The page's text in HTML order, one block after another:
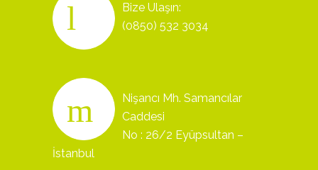
Bize Ulaşın:
(0850) 532 3034
Nişancı Mh. Samancılar
Caddesi
No : 26/2 Eyüpsultan –
İstanbul